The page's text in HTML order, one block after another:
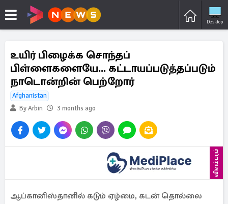
Desktop
உயிர் பிழைக்க சொந்தப்
பிள்ளைகளையே... கட்டாயப்படுத்தப்படும்
நாடொன்றின் பெற்றோர்
Afghanistan
By Arbin
3 months ago
விளம்பரம்
ஆப்கானிஸ்தானில் கடும் ஏழ்மை, கடன் தொல்லை